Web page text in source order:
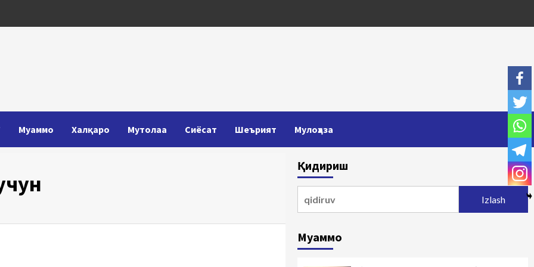
Муаммо Халқаро Мутолаа Сиёсат Шеърият Мулоҳаза
Қидириш
Муаммо